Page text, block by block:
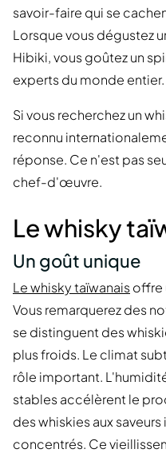
savoir-faire qui se
Lorsque vous dégustez
Hibiki, vous goûtez un
experts du monde entier.
Si vous recherchez un
reconnu
réponse. Ce n'est pas
chef-d'œuvre.
Le whisky
Un goût unique
Le whisky taïwanaisoffre
Vous remarquerez des
se distinguent des
plus froids. Le climat
rôle important.
stables accélèrent le
des whiskies aux
concentrés. Ce